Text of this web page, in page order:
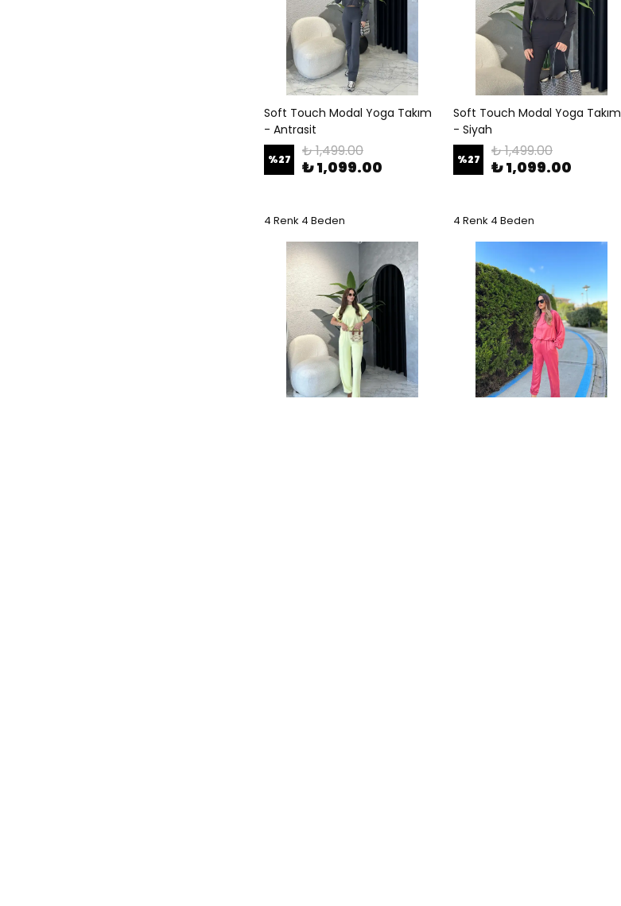
Soft Touch Modal Yoga Takım
- Antrasit
%27 ₺ 1,499.00
₺ 1,099.00
4 Renk 4 Beden
Soft Touch Modal Yoga Takım
- Siyah
%27 ₺ 1,499.00
₺ 1,099.00
4 Renk 4 Beden